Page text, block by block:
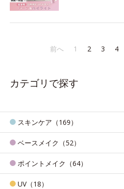
前へ 1 2 3 4
カテゴリで探す
スキンケア（169）
ベースメイク（52）
ポイントメイク（64）
UV（18）